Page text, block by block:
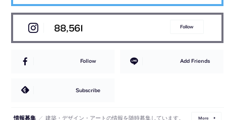
88,561 Follow
Follow Add Friends
Subscribe
情報募集 ／ 建築・デザイン・アートの情報を随時募集しています。 More